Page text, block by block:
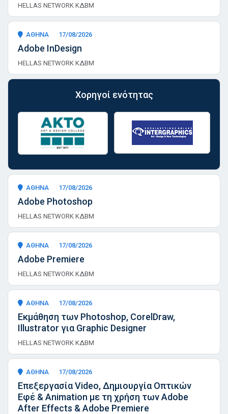
HELLAS NETWORK ΚΔΒΜ
ΑΘΗΝΑ 17/08/2026
Adobe InDesign
HELLAS NETWORK ΚΔΒΜ
Χορηγοί ενότητας
ΑΘΗΝΑ 17/08/2026
Adobe Photoshop
HELLAS NETWORK ΚΔΒΜ
ΑΘΗΝΑ 17/08/2026
Adobe Premiere
HELLAS NETWORK ΚΔΒΜ
ΑΘΗΝΑ 17/08/2026
Εκμάθηση των Photoshop, CorelDraw,
Illustrator για Graphic Designer
HELLAS NETWORK ΚΔΒΜ
ΑΘΗΝΑ 17/08/2026
Επεξεργασία Video, Δημιουργία Οπτικών
Εφέ & Animation με τη χρήση των Adobe
After Effects & Adobe Premiere